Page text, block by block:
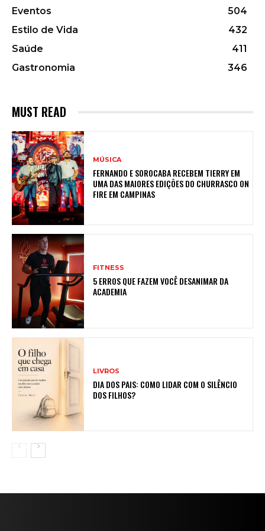
Eventos
504
Estilo de Vida
432
Saúde
411
Gastronomia
346
MUST READ
MÚSICA
FERNANDO E SOROCABA RECEBEM TIERRY EM
UMA DAS MAIORES EDIÇÕES DO CHURRASCO ON
FIRE EM CAMPINAS
FITNESS
5 ERROS QUE FAZEM VOCÊ DESANIMAR DA
ACADEMIA
LIVROS
DIA DOS PAIS: COMO LIDAR COM O SILÊNCIO
DOS FILHOS?